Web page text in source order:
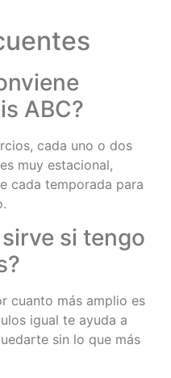
ABC?
cada uno o dos
muy estacional,
cada temporada para
si tengo
cuanto más amplio es
igual te ayuda a
sin lo que más